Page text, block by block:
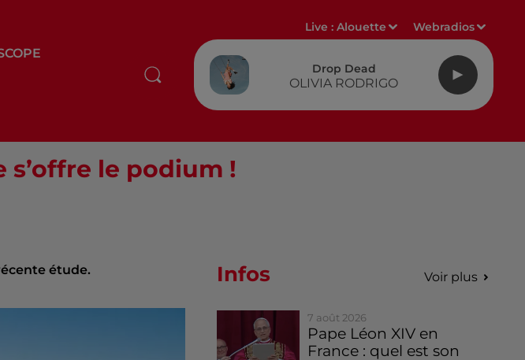
Live :Alouette Webradios
Drop Dead
OLIVIA RODRIGO
s’offre le podium !
étude. Infos Voir plus
7 août 2026
Pape Léon XIV en
France : quel est son